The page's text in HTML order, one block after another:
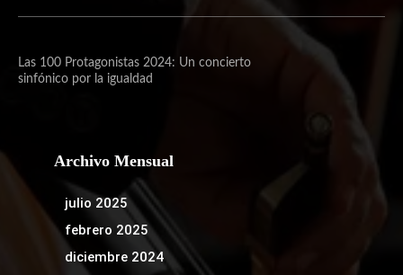
Las 100 Protagonistas 2024: Un concierto
sinfónico por la igualdad
Archivo Mensual
julio 2025
febrero 2025
diciembre 2024